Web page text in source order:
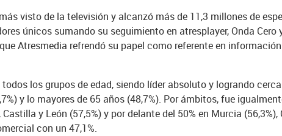
visto de la televisión y alcanzó más de 11,3 millones de
únicos sumando su seguimiento en atresplayer, Onda
Atresmedia refrendó su papel como referente en
todos los grupos de edad, siendo líder absoluto y logrando
y lo mayores de 65 años (48,7%). Por ámbitos, fue
y León (57,5%) y por delante del 50% en Murcia
con un 47,1%.